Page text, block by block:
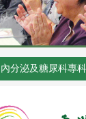
分泌及糖尿科專